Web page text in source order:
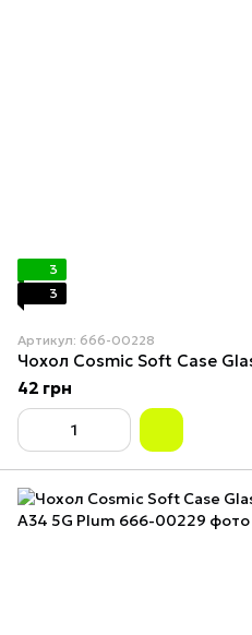
3
3
Артикул: 666-00228
42 грн